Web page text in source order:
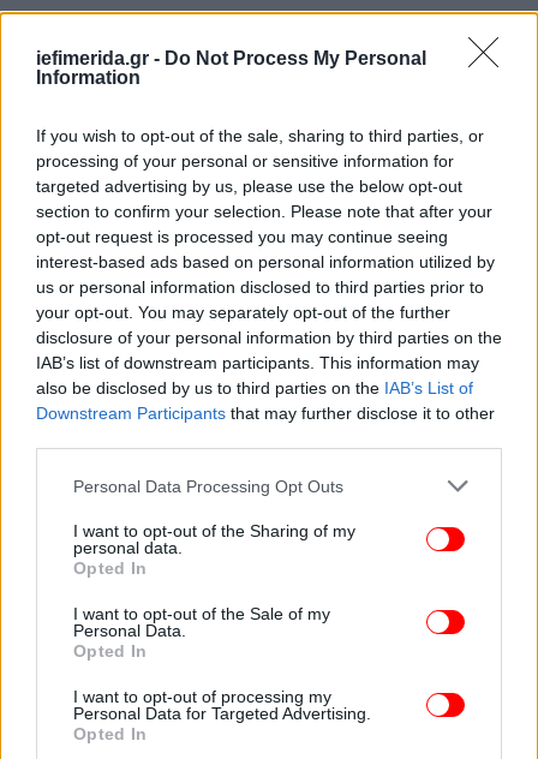
iefimerida.gr - Do Not Process My Personal
Information
If you wish to opt-out of the sale, sharing to third parties, or
processing of your personal or sensitive information for
targeted advertising by us, please use the below opt-out
section to confirm your selection. Please note that after your
opt-out request is processed you may continue seeing
interest-based ads based on personal information utilized by
us or personal information disclosed to third parties prior to
your opt-out. You may separately opt-out of the further
disclosure of your personal information by third parties on the
IAB’s list of downstream participants. This information may
also be disclosed by us to third parties on the IAB’s List of
Downstream Participants that may further disclose it to other
Please note that this website/app uses one or more Google
not limited to your visit or usage behaviour. You may click to
grant or deny consent to Google and its third-party tags to
use your data for below specified purposes in below Google
consent section.
Personal Data Processing Opt Outs
I want to opt-out of the Sharing of my
personal data.
Opted In
I want to opt-out of the Sale of my
Personal Data.
Opted In
I want to opt-out of processing my
Personal Data for Targeted Advertising.
Opted In
ΥΓΕΙΑ 19/09/2025 15:01
Ρομποτική Μαστεκτομή: Η Επανάσταση στη
Χειρουργική Μαστού